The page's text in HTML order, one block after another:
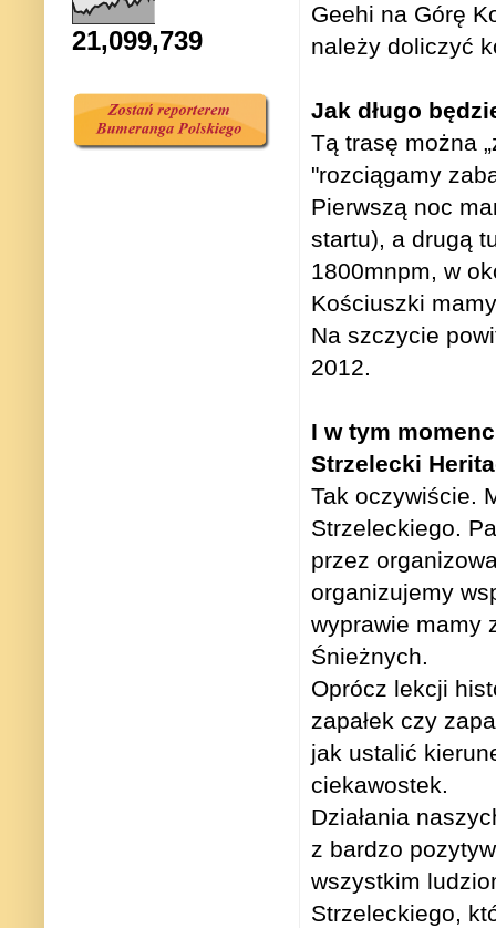
Geehi na Górę
należy doliczyć
Jak długo
Tą trasę można
"rozciągamy
Pierwszą noc
startu), a drugą
1800mnpm, w
Kościuszki
Na szczycie
2012.
I w tym
Strzelecki
Tak oczywiście.
Strzeleckiego.
przez
organizujemy
wyprawie mamy
Śnieżnych.
Oprócz lekcji
zapałek czy
jak ustalić
ciekawostek.
Działania
z bardzo
wszystkim
Strzeleckiego,
21,099,739